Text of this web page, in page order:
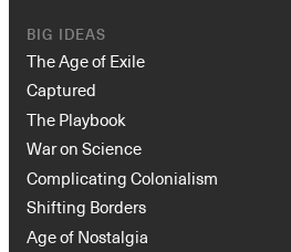
BIG IDEAS
The Age of Exile
Captured
The Playbook
War on Science
Complicating Colonialism
Shifting Borders
Age of Nostalgia